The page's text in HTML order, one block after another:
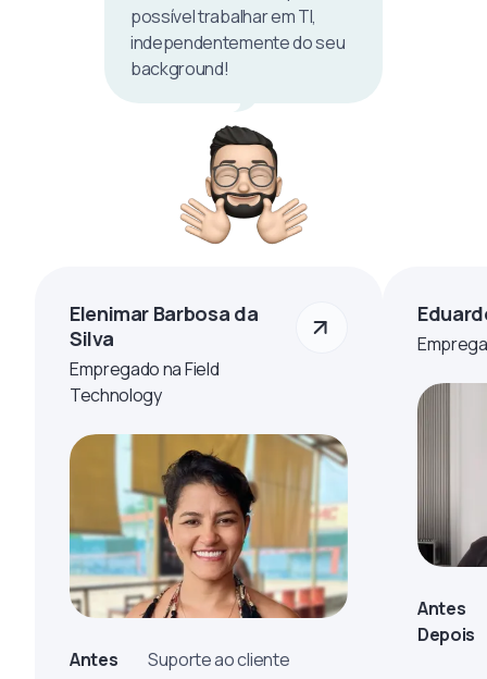
possível trabalhar em TI,
independentemente do seu
background!
Elenimar Barbosa da
Silva
Empregado na Field
Technology
Antes
Suporte ao cliente
Antes
Depois